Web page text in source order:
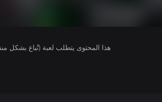
هذا المحتوى يتطلب لعبة (تُباع بشكل